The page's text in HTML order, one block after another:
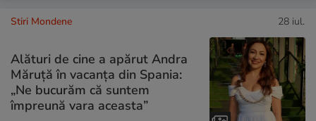
Stiri Mondene 28 iul.
Alături de cine a apărut Andra
Măruță în vacanța din Spania:
„Ne bucurăm că suntem
împreună vara aceasta”